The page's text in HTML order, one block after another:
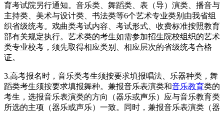
育考试院另行通知。音乐类、舞蹈类、表（导）演类、播音与
主持类、美术与设计类、书法类等6个艺术专业类别由我省组
织省级统考。戏曲类考试内容、考试形式、收费标准按照教育
部有关规定执行。艺术类的考生如需参加招生院校组织的艺术
类专业校考，须先取得相应类别、相应层次的省级统考合格
证。
3.高考报名时，音乐类考生须按要求填报唱法、乐器种类，舞
蹈类考生须按要求填报舞种。兼报音乐表演类和音乐教育类的
考生，选报音乐表演类的方向（器乐或声乐）应与音乐教育类
所选的主项（器乐或声乐）一致。同时，兼报音乐表演类（器